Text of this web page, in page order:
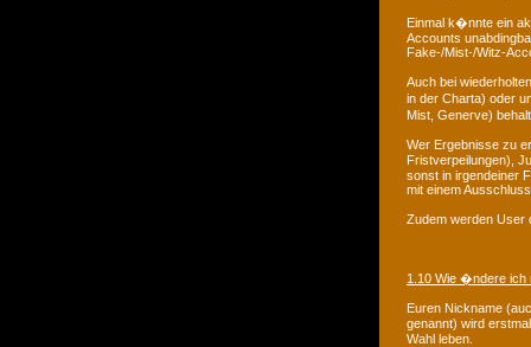
Einmal k�nnte ein
Accounts
Fake-/Mist-/Witz-
Auch bei
in der Charta) oder
Mist, Generve)
Wer Ergebnisse zu
Fristverpeilungen),
sonst in irgendeiner
mit einem
Zudem werden User
1.10 Wie �ndere ich
Euren Nickname
genannt) wird
Wahl leben.